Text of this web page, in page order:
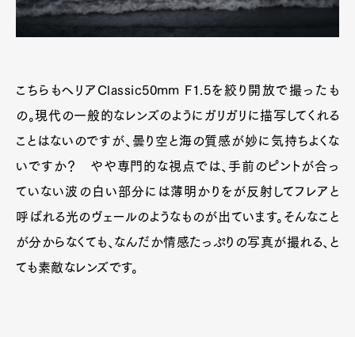
こちらもヘリアClassic50mm F1.5を絞り開放で撮ったも
の。現代の一般的なレンズのようにガリガリに描写してくれる
ことはないのですが、曇り空と海の質感が妙に気持ちよくな
いですか？ やや専門的な視点では、手前のピントが合っ
ていない波の白い部分には薄明かりをが反射してフレアと
呼ばれる光のヴェールのようなものが出ています。そんなこと
が分からなくても、なんだか情感たっぷりの写真が撮れる、と
ても素敵なレンズです。